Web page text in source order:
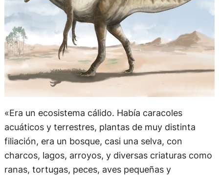
«Era un ecosistema cálido. Había caracoles
acuáticos y terrestres, plantas de muy distinta
filiación, era un bosque, casi una selva, con
charcos, lagos, arroyos, y diversas criaturas como
ranas, tortugas, peces, aves pequeñas y